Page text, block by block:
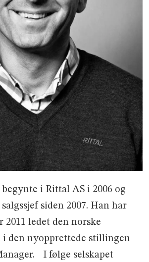
i Rittal AS i 2006 og
siden 2007. Han har
2011 ledet den norske
i den nyopprettede stillingen
I følge selskapet